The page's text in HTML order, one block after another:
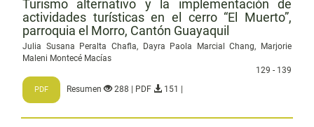
Turismo alternativo y la implementación de
actividades turísticas en el cerro “El Muerto”,
parroquia el Morro, Cantón Guayaquil
Julia Susana Peralta Chafla, Dayra Paola Marcial Chang, Marjorie
Maleni Montecé Macías
129 - 139
PDF Resumen 288 | PDF 151 |